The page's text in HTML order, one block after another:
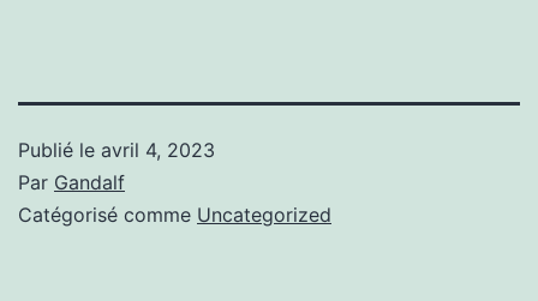
Publié le avril 4, 2023
Par Gandalf
Catégorisé comme Uncategorized